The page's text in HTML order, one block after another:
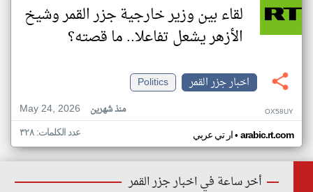
لقاء بين وزير خارجية جزر القمر وشيخ
الأزهر يشعل تفاعلا.. ما قصته؟
اخبار جزر القمر
Politics
May 24, 2026
منذ شهرين OX58UY
ار تي عربي• arabic.rt.com عدد الكلمات: ٣٢٨
أخر ساعة في اخبار جزر القمر